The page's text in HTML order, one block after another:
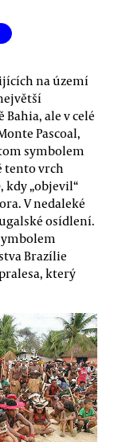
na území
ale v celé
Pascoal,
symbolem
tento vrch
kdy „objevil“
V nedaleké
osídlení.
Brazílie
který